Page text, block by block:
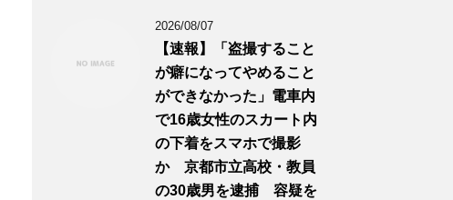
2026/08/07
【速報】「盗撮すること
が癖になってやめること
ができなかった」電車内
で16歳女性のスカート内
の下着をスマホで撮影
か 京都市立高校・教員
の30歳男を逮捕 容疑を